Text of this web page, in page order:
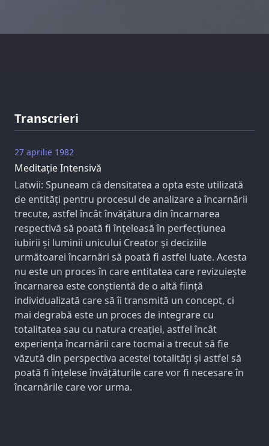
Transcrieri
27 aprilie 1982
Meditație Intensivă
Latwii: Spuneam că densitatea a opta este utilizată
de entități pentru procesul de analizare a încarnării
trecute, astfel încât învățătura din încarnarea
respectivă să poată fi înțeleasă în perfecțiunea
iubirii și luminii unicului Creator și deciziile
următoarei încarnări să poată fi astfel luate. Acesta
nu este un proces în care entitatea care revizuiește
încarnarea este conștientă de o altă ființă
individualizată care să îi transmită un concept, ci
mai degrabă este un proces de integrare cu
totalitatea sau cu natura creației, astfel încât
experiența încarnării care tocmai a trecut să fie
văzută din perspectiva acestei totalități și astfel să
poată fi înțelese învățăturile care vor fi necesare în
încarnările care vor urma.